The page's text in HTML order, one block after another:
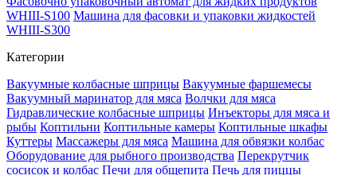
WHIII-S100 Машина для фасовки и упаковки жидкостей
WHIII-S300
Категории
Вакуумные колбасные шприцы Вакуумные фаршемесы
Вакуумный маринатор для мяса Волчки для мяса
Гидравлические колбасные шприцы Инъекторы для мяса и
рыбы Коптильни Коптильные камеры Коптильные шкафы
Куттеры Массажеры для мяса Машина для обвязки колбас
Оборудование для рыбного производства Перекрутчик
сосисок и колбас Печи для общепита Печь для пиццы